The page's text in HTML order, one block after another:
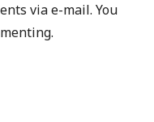
via e-mail. You